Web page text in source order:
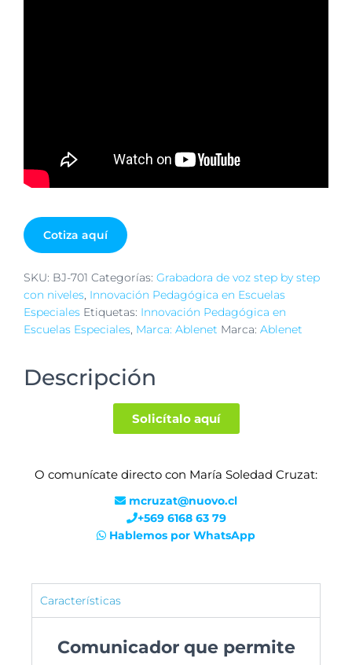
Cotiza aquí
SKU: BJ-701 Categorías: Grabadora de voz step by step
con niveles, Innovación Pedagógica en Escuelas
Especiales Etiquetas: Innovación Pedagógica en
Escuelas Especiales, Marca: Ablenet Marca: Ablenet
Descripción
Solicítalo aquí
O comunícate directo con María Soledad Cruzat:
mcruzat@nuovo.cl
+569 6168 63 79
Hablemos por WhatsApp
Características
Comunicador que permite